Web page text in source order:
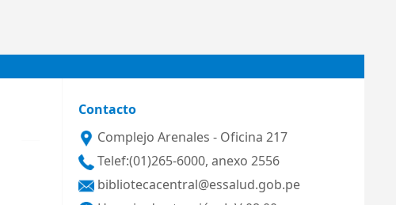
Contacto
Complejo Arenales - Oficina 217
Telef:(01)265-6000, anexo 2556
bibliotecacentral@essalud.gob.pe